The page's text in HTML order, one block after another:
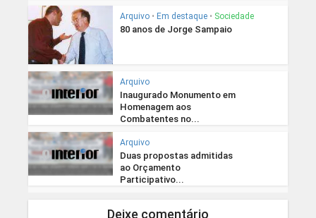
Arquivo • Em destaque • Sociedade
80 anos de Jorge Sampaio
Arquivo
Inaugurado Monumento em
Homenagem aos
Combatentes no...
Arquivo
Duas propostas admitidas
ao Orçamento
Participativo...
Deixe comentário